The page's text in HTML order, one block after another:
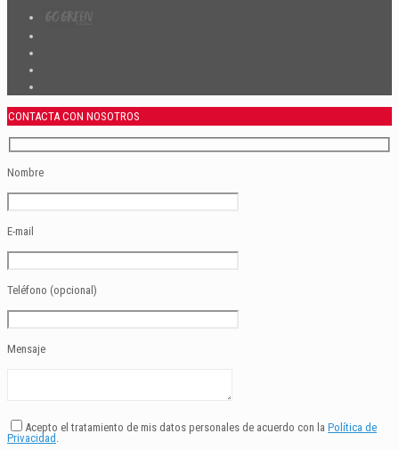
CONTACTA CON NOSOTROS
Nombre
E-mail
Teléfono (opcional)
Mensaje
Acepto el tratamiento de mis datos personales de acuerdo con la Política de
Privacidad .